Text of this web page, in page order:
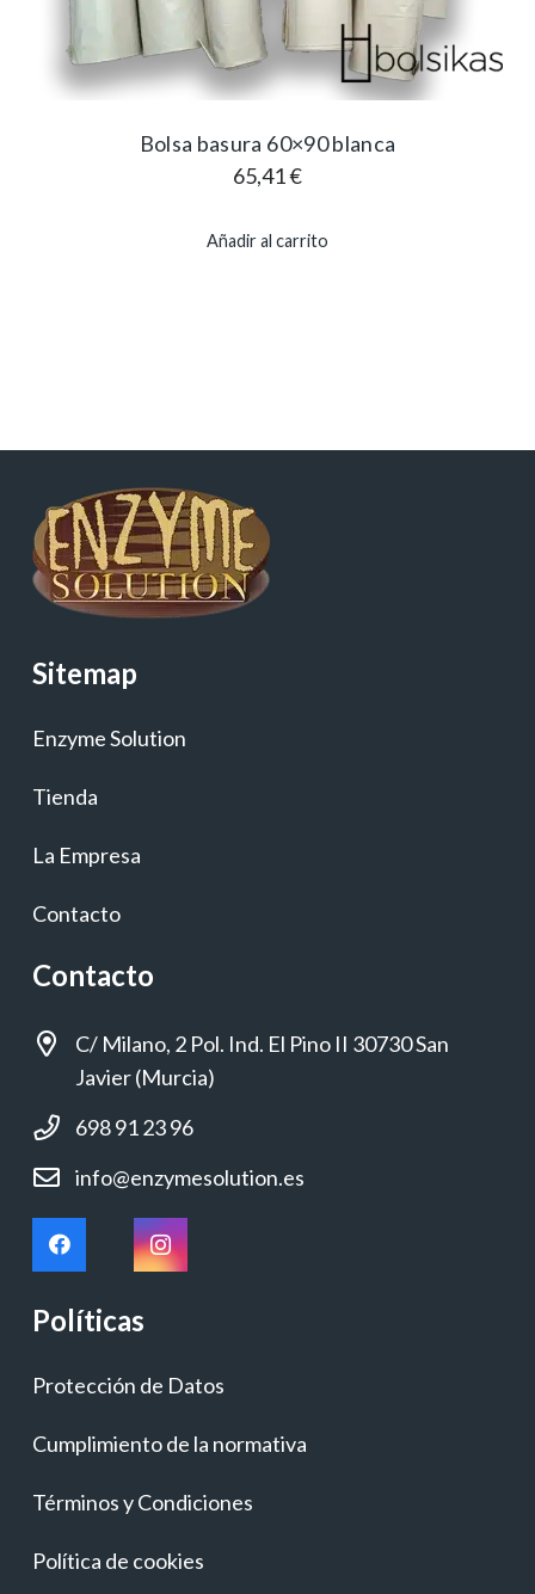
Bolsa basura 60×90 blanca
65,41€
Añadir al carrito
Sitemap
Enzyme Solution
Tienda
La Empresa
Contacto
Contacto
C/ Milano, 2 Pol. Ind. El Pino II 30730 San
Javier (Murcia)
698 91 23 96
info@enzymesolution.es
Políticas
Protección de Datos
Cumplimiento de la normativa
Términos y Condiciones
Política de cookies